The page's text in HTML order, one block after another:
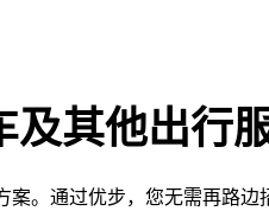
及其他出行
。通过优步，您无需再路边